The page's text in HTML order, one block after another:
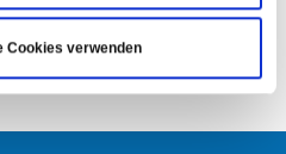
Cookies verwenden